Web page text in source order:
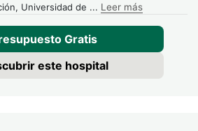
combinan ambas técnicas
el implante aporta el volumen
los contornos para un resultado
que se toma caso a caso, en
Universidad de ... Leer más
Gratis
este hospital